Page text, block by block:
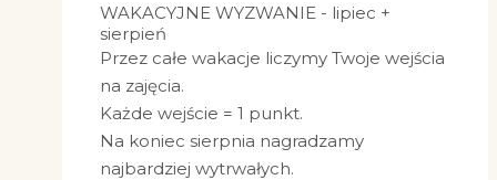
WAKACYJNE WYZWANIE - lipiec +
sierpień
Przez całe wakacje liczymy Twoje wejścia
na zajęcia.
Każde wejście = 1 punkt.
Na koniec sierpnia nagradzamy
najbardziej wytrwałych.